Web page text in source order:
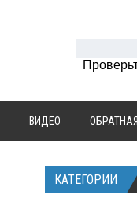
ВИДЕО
КАТЕГОРИИ